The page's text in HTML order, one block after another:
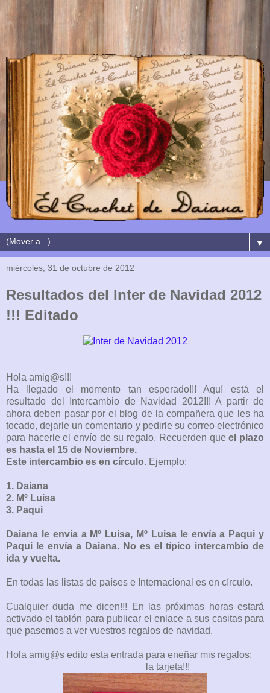
▼
miércoles, 31 de octubre de 2012
Resultados del Inter de Navidad 2012
!!! Editado
Hola amig@s!!!
Ha llegado el momento tan esperado!!! Aquí está el
resultado del Intercambio de Navidad 2012!!! A partir de
ahora deben pasar por el blog de la compañera que les ha
tocado, dejarle un comentario y pedirle su correo electrónico
para hacerle el envío de su regalo. Recuerden queel plazo
es hasta el 15 de Noviembre.
Este intercambio es en círculo. Ejemplo:
1. Daiana
2. Mº Luisa
3. Paqui
Daiana le envía a Mº Luisa, Mº Luisa le envía a Paqui y
Paqui le envía a Daiana. No es el típico intercambio de
ida y vuelta.
En todas las listas de países e Internacional es en círculo.
Cualquier duda me dicen!!! En las próximas horas estará
activado el tablón para publicar el enlace a sus casitas para
que pasemos a ver vuestros regalos de navidad.
Hola amig@s edito esta entrada para eneñar mis regalos:
la tarjeta!!!